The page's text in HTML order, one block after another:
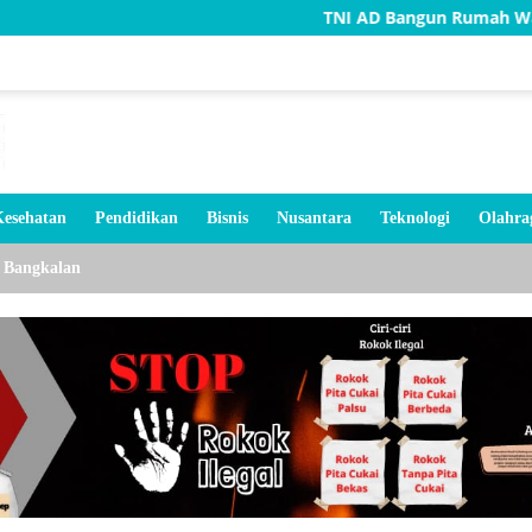
TNI AD Bangun Rumah Warga Tidak
Pendidikan Bisnis Nusantara Teknologi
Bangkalan